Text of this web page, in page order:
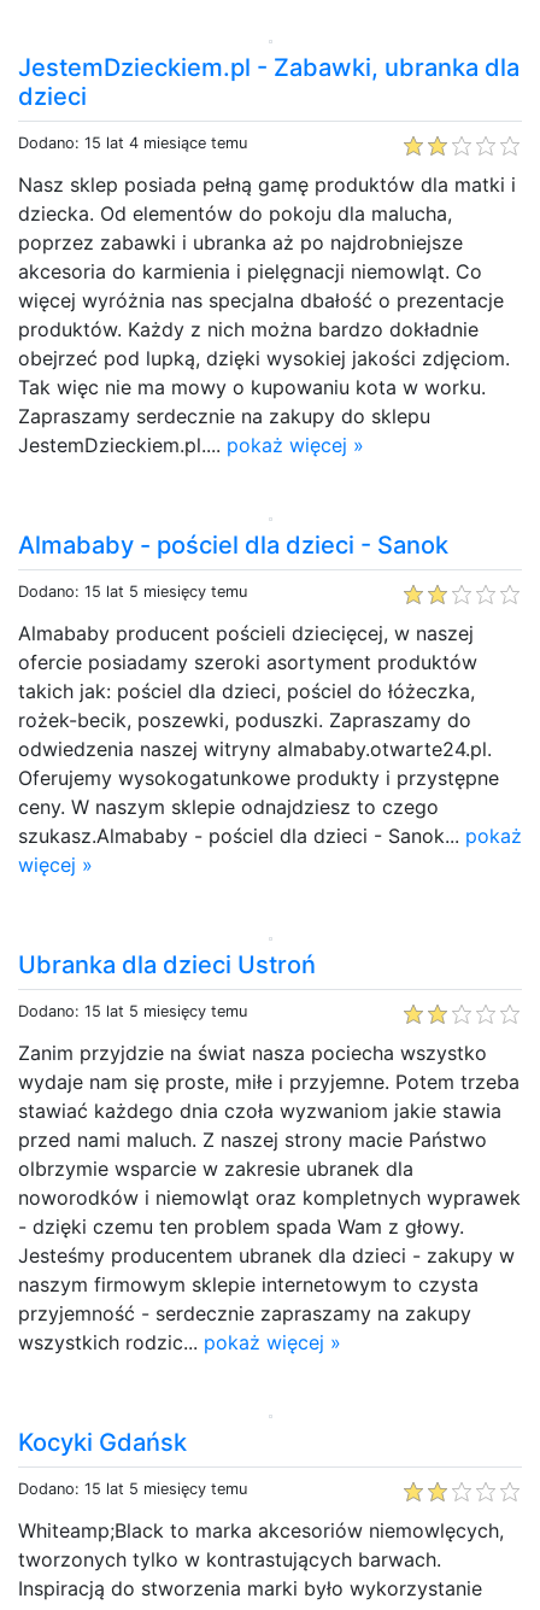
JestemDzieckiem.pl - Zabawki, ubranka dla
dzieci
Dodano: 15 lat 4 miesiące temu
Nasz sklep posiada pełną gamę produktów dla matki i
dziecka. Od elementów do pokoju dla malucha,
poprzez zabawki i ubranka aż po najdrobniejsze
akcesoria do karmienia i pielęgnacji niemowląt. Co
więcej wyróżnia nas specjalna dbałość o prezentacje
produktów. Każdy z nich można bardzo dokładnie
obejrzeć pod lupką, dzięki wysokiej jakości zdjęciom.
Tak więc nie ma mowy o kupowaniu kota w worku.
Zapraszamy serdecznie na zakupy do sklepu
JestemDzieckiem.pl.... pokaż więcej »
Almababy - pościel dla dzieci - Sanok
Dodano: 15 lat 5 miesięcy temu
Almababy producent pościeli dziecięcej, w naszej
ofercie posiadamy szeroki asortyment produktów
takich jak: pościel dla dzieci, pościel do łóżeczka,
rożek-becik, poszewki, poduszki. Zapraszamy do
odwiedzenia naszej witryny almababy.otwarte24.pl.
Oferujemy wysokogatunkowe produkty i przystępne
ceny. W naszym sklepie odnajdziesz to czego
szukasz.Almababy - pościel dla dzieci - Sanok... pokaż
więcej »
Ubranka dla dzieci Ustroń
Dodano: 15 lat 5 miesięcy temu
Zanim przyjdzie na świat nasza pociecha wszystko
wydaje nam się proste, miłe i przyjemne. Potem trzeba
stawiać każdego dnia czoła wyzwaniom jakie stawia
przed nami maluch. Z naszej strony macie Państwo
olbrzymie wsparcie w zakresie ubranek dla
noworodków i niemowląt oraz kompletnych wyprawek
- dzięki czemu ten problem spada Wam z głowy.
Jesteśmy producentem ubranek dla dzieci - zakupy w
naszym firmowym sklepie internetowym to czysta
przyjemność - serdecznie zapraszamy na zakupy
wszystkich rodzic... pokaż więcej »
Kocyki Gdańsk
Dodano: 15 lat 5 miesięcy temu
Whiteamp;Black to marka akcesoriów niemowlęcych,
tworzonych tylko w kontrastujących barwach.
Inspiracją do stworzenia marki było wykorzystanie